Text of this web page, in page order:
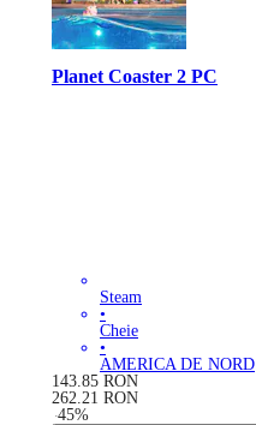
Planet Coaster 2 PC
Steam
•
Cheie
•
AMERICA DE NORD
143.85 RON
262.21 RON
-45%